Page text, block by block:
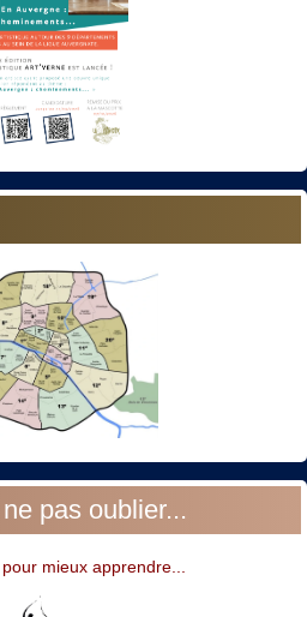
pas oublier...
mieux apprendre...